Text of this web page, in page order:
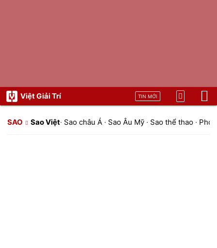
Việt Giải Trí TIN MỚI
SAO Sao Việt· Sao châu Á · Sao Âu Mỹ · Sao thể thao ·